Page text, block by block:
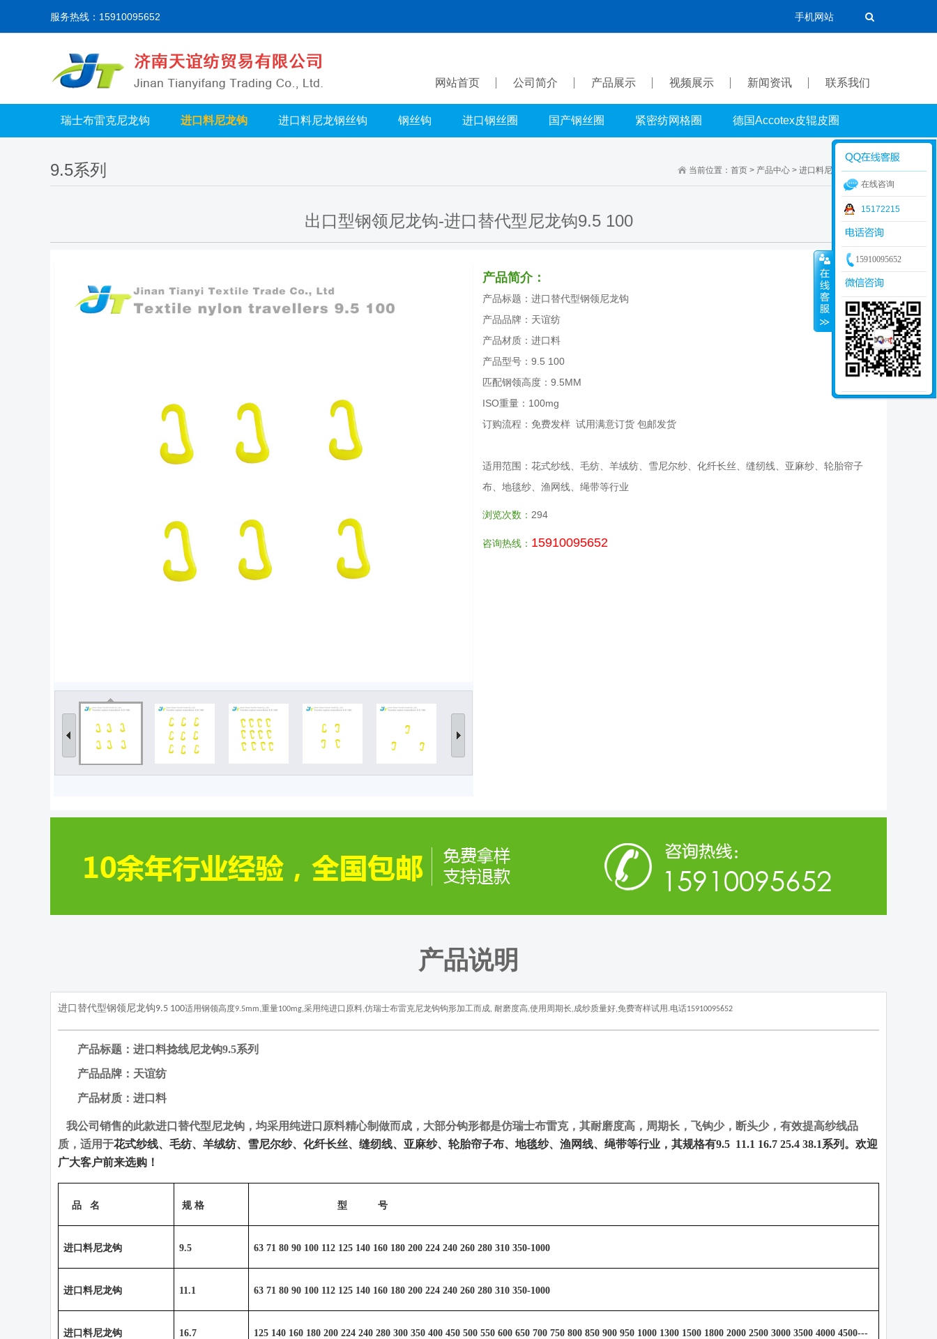
服务热线：15910095652 手机网站
网站首页 公司简介 产品展示 视频展示 新闻资讯 联系我们
瑞士布雷克尼龙钩 进口料尼龙钩 进口料尼龙钢丝钩 钢丝钩 进口钢丝圈 国产钢丝圈 紧密纺网格圈 德国Accotex皮辊皮圈
当前位置： 首页 > 产品中心 > 进口料尼龙钩>9.5系列
9.5系列
出口型钢领尼龙钩-进口替代型尼龙钩9.5 100
产品简介：
产品标题：进口替代型钢领尼龙钩
产品品牌：天谊纺
产品材质：进口料
产品型号：9.5 100
匹配钢领高度：9.5MM
ISO重量：100mg
订购流程：免费发样 试用满意订货 包邮发货
适用范围：花式纱线、毛纺、羊绒纺、雪尼尔纱、化纤长丝、缝纫线、亚麻纱、轮胎帘子
布、地毯纱、渔网线、绳带等行业
浏览次数： 294
咨询热线： 15910095652
产品说明
进口替代型钢领尼龙钩9.5 100适用钢领高度9.5mm,重量100mg,采用纯进口原料,仿瑞士布雷克尼龙钩钩形加工而成, 耐磨度高,使用周期长,成纱质量好,免费寄样试用 .电话15910095652
产品标题：进口料捻线尼龙钩9.5系列
产品品牌：天谊纺
产品材质：进口料
我公司销售的此款进口替代型尼龙钩，均采用纯进口原料精心制做而成，大部分钩形都是仿瑞士布雷克，其耐磨度高，周期长，飞钩少，断头少，有效提高纱线品
质，适用于花式纱线、毛纺、羊绒纺、雪尼尔纱、化纤长丝、缝纫线、亚麻纱、轮胎帘子布、地毯纱、渔网线、绳带等行业，其规格有9.5 11.1 16.7 25.4 38.1系列。欢迎
广大客户前来选购！
品 名 规 格 型 号
进口料尼龙钩 9.5 63 71 80 90 100 112 125 140 160 180 200 224 240 260 280 310 350-1000
进口料尼龙钩 11.1 63 71 80 90 100 112 125 140 160 180 200 224 240 260 280 310 350-1000
进口料尼龙钩 16.7 125 140 160 180 200 224 240 280 300 350 400 450 500 550 600 650 700 750 800 850 900 950 1000 1300 1500 1800 2000 2500 3000 3500 4000 4500---
在线咨询
15172215
15910095652